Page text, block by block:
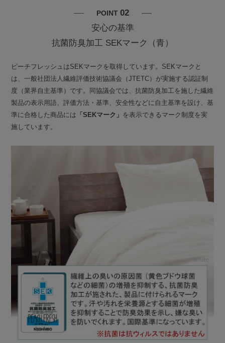
POINT 02
安心の基準
抗菌防臭加工 SEKマーク（青）
ピーチフレッシュはSEKマークを取得しています。SEKマークと
は、一般社団法人繊維評価技術協議会（JTETC）が実施する認証制
度（業界自主基準）です。同協議会では、抗菌防臭加工を施した繊維
製品の表示用語、評価方法・基準、安全性などに自主基準を設け、基
準に合格した商品には 「SEKマーク」 を表示できるマーク制度を実
施しています。